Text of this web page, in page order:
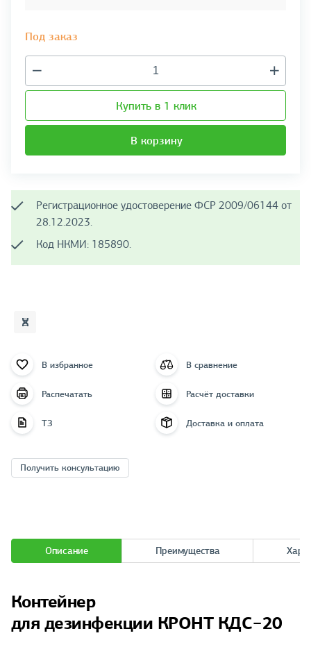
Под заказ
Купить в 1 клик
В корзину
Регистрационное удостоверение ФСР 2009/06144 от
28.12.2023.
Код НКМИ: 185890.
В избранное В сравнение
Распечатать Расчёт доставки
ТЗ Доставка и оплата
Получить консультацию
Описание Преимущества
Контейнер
для дезинфекции КРОНТ КДС−20